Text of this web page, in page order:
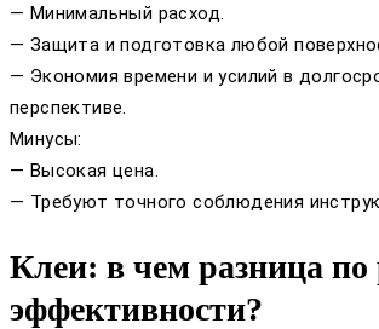
— Минимальный расход.
— Защита и подготовка любой
— Экономия времени и усилий в
перспективе.
Минусы:
— Высокая цена.
— Требуют точного соблюдения
Клеи: в чем разница по
эффективности?